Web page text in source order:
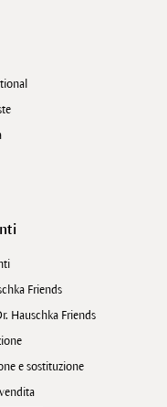
Friends
Hauschka Friends
e sostituzione